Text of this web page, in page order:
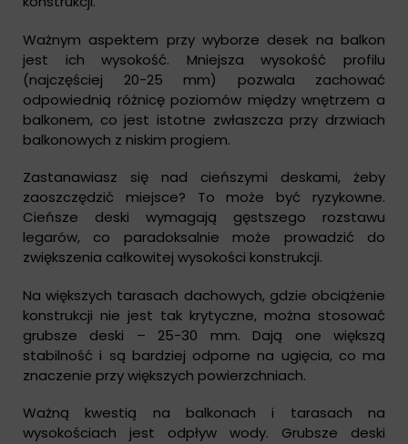
Ważnym aspektem przy wyborze desek na balkon
jest ich wysokość. Mniejsza wysokość profilu
(najczęściej 20-25 mm) pozwala zachować
odpowiednią różnicę poziomów między wnętrzem a
balkonem, co jest istotne zwłaszcza przy drzwiach
balkonowych z niskim progiem.
Zastanawiasz się nad cieńszymi deskami, żeby
zaoszczędzić miejsce? To może być ryzykowne.
Cieńsze deski wymagają gęstszego rozstawu
legarów, co paradoksalnie może prowadzić do
zwiększenia całkowitej wysokości konstrukcji.
Na większych tarasach dachowych, gdzie obciążenie
konstrukcji nie jest tak krytyczne, można stosować
grubsze deski – 25-30 mm. Dają one większą
stabilność i są bardziej odporne na ugięcia, co ma
znaczenie przy większych powierzchniach.
Ważną kwestią na balkonach i tarasach na
wysokościach jest odpływ wody. Grubsze deski